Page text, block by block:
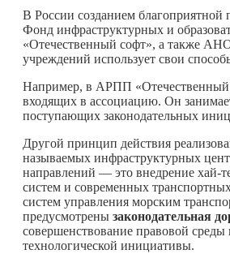
В России созданием благоприятной
Фонд инфраструктурных и
«Отечественный софт», а также
учреждений использует свои
Например, в АРПП «Отечественный
входящих в ассоциацию. Он
поступающих законодательных
Другой принцип действия
называемых инфраструктурных
направлений — это внедрение хай-
систем и современных
систем управления морским
предусмотрены законодательная
совершенствование правовой
технологической инициативы.